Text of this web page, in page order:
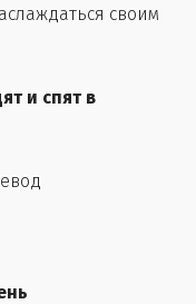
своим
и спят в